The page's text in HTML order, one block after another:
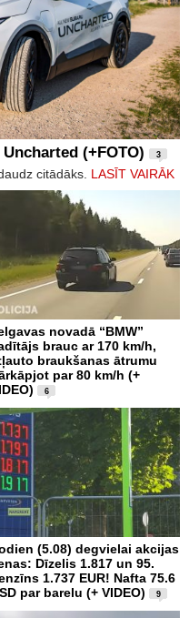
(+FOTO) 3
citādāks. LASĪT VAIRĀK
novadā “BMW”
brauc ar 170 km/h,
braukšanas ātrumu
par 80 km/h (+
6
(5.08) degvielai akcijas
Dīzelis 1.817 un 95.
1.737 EUR! Nafta 75.6
par barelu (+ VIDEO)
9